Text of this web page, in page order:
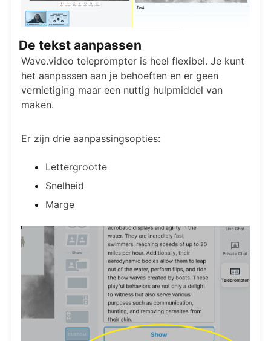
De tekst aanpassen
Wave.video teleprompter is heel flexibel. Je kunt
het aanpassen aan je behoeften en er geen
vernietiging maar een nuttig hulpmiddel van
maken.
Er zijn drie aanpassingsopties:
Lettergrootte
Snelheid
Marge